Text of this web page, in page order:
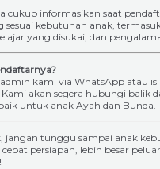
cukup informasikan saat
kebutuhan anak,
yang disukai, dan
kami via WhatsApp atau
akan segera hubungi balik
untuk anak Ayah dan Bunda.
jangan tunggu sampai anak
persiapan, lebih besar